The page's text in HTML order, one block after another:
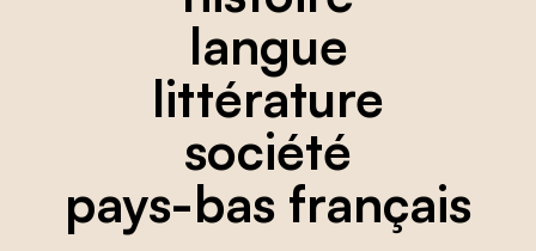
langue
littérature
société
pays-bas français